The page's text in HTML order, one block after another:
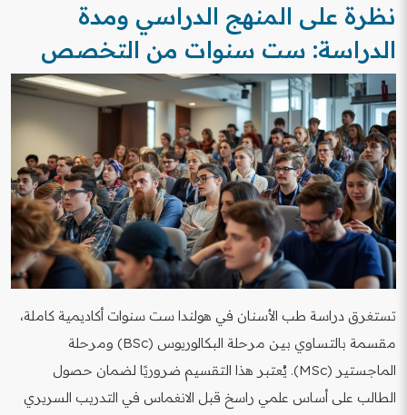
نظرة على المنهج الدراسي ومدة
الدراسة: ست سنوات من التخصص
تستغرق دراسة طب الأسنان في هولندا ست سنوات أكاديمية كاملة،
مقسمة بالتساوي بين مرحلة البكالوريوس (BSc) ومرحلة
الماجستير (MSc). يُعتبر هذا التقسيم ضروريًا لضمان حصول
الطالب على أساس علمي راسخ قبل الانغماس في التدريب السريري